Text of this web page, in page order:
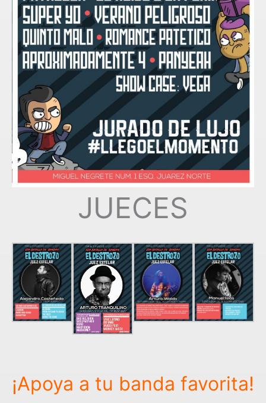
JUECES
¡Apoya a tu banda favorita!